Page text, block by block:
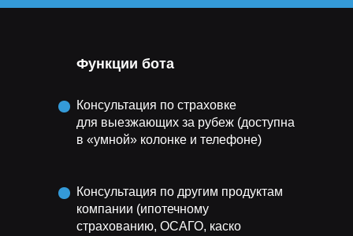
Функции бота
Консультация по страховке
для выезжающих за рубеж (доступна
в «умной» колонке и телефоне)
Консультация по другим продуктам
компании (ипотечному
страхованию, ОСАГО, каско